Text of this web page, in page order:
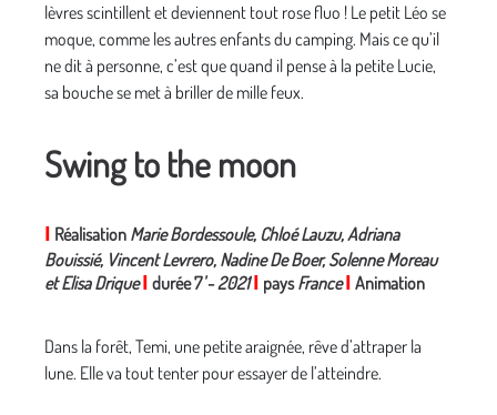
lèvres scintillent et deviennent tout rose fluo ! Le petit Léo se
moque, comme les autres enfants du camping. Mais ce qu’il
ne dit à personne, c’est que quand il pense à la petite Lucie,
sa bouche se met à briller de mille feux.
Swing to the moon
Réalisation Marie Bordessoule, Chloé Lauzu, Adriana
Bouissié, Vincent Levrero, Nadine De Boer, Solenne Moreau
et Elisa Drique durée 7'-2021 paysFrance Animation
Dans la forêt, Temi, une petite araignée, rêve d’attraper la
lune. Elle va tout tenter pour essayer de l’atteindre.